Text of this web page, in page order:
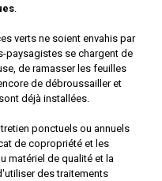
.
verts ne soient envahis par
paysagistes se chargent de
de ramasser les feuilles
de débroussailler et
déjà installées.
ponctuels ou annuels
de copropriété et les
matériel de qualité et la
des traitements